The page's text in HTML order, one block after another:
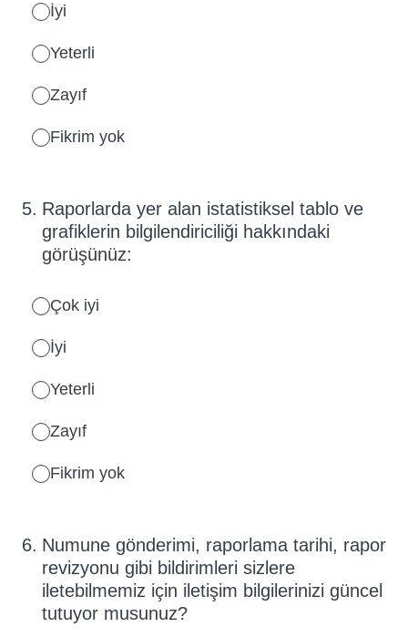
İyi
Yeterli
Zayıf
Fikrim yok
5. Raporlarda yer alan istatistiksel tablo ve
grafiklerin bilgilendiriciliği hakkındaki
görüşünüz:
Çok iyi
İyi
Yeterli
Zayıf
Fikrim yok
6. Numune gönderimi, raporlama tarihi, rapor
revizyonu gibi bildirimleri sizlere
iletebilmemiz için iletişim bilgilerinizi güncel
tutuyor musunuz?